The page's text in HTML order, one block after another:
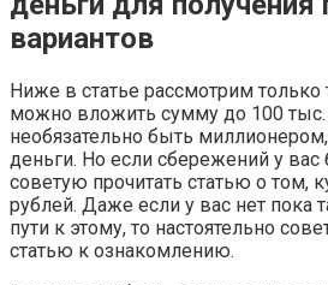
вариантов
Ниже в статье рассмотрим только
можно вложить сумму до 100 тыс.
необязательно быть
деньги. Но если сбережений у вас
советую прочитать статью о том,
рублей. Даже если у вас нет пока
пути к этому, то настоятельно
статью к ознакомлению.